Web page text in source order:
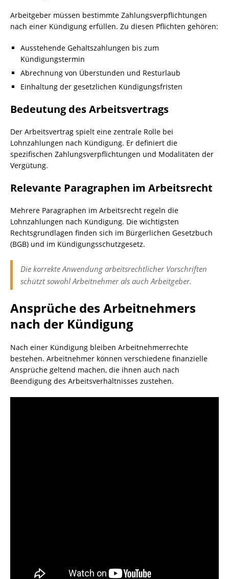
Arbeitgeber müssen bestimmte Zahlungsverpflichtungen
nach einer Kündigung erfüllen. Zu diesen Pflichten gehören:
Ausstehende Gehaltszahlungen bis zum
Kündigungstermin
Abrechnung von Überstunden und Resturlaub
Einhaltung der gesetzlichen Kündigungsfristen
Bedeutung des Arbeitsvertrags
Der Arbeitsvertrag spielt eine zentrale Rolle bei
Lohnzahlungen nach Kündigung. Er definiert die
spezifischen Zahlungsverpflichtungen und Modalitäten der
Vergütung.
Relevante Paragraphen im Arbeitsrecht
Mehrere Paragraphen im Arbeitsrecht regeln die
Lohnzahlungen nach Kündigung. Die wichtigsten
Rechtsgrundlagen finden sich im Bürgerlichen Gesetzbuch
(BGB) und im Kündigungsschutzgesetz.
Die korrekte Anwendung arbeitsrechtlicher Vorschriften
schützt sowohl Arbeitnehmer als auch Arbeitgeber.
Ansprüche des Arbeitnehmers
nach der Kündigung
Nach einer Kündigung bleiben Arbeitnehmerrechte
bestehen. Arbeitnehmer können verschiedene finanzielle
Ansprüche geltend machen, die ihnen auch nach
Beendigung des Arbeitsverhältnisses zustehen.